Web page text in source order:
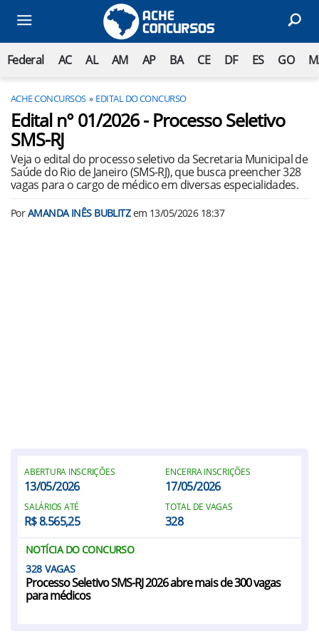
Federal AC AL AM AP BA CE DF ES GO
ACHE CONCURSOS EDITAL DO CONCURSO
Edital n° 01/2026 - Processo Seletivo
SMS-RJ
Veja o edital do processo seletivo da Secretaria Municipal de
Saúde do Rio de Janeiro (SMS-RJ), que busca preencher 328
vagas para o cargo de médico em diversas especialidades.
PorAMANDA INÊS BUBLITZem 13/05/2026 18:37
ABERTURA INSCRIÇÕES
13/05/2026
ENCERRA INSCRIÇÕES
17/05/2026
SALÁRIOS ATÉ
R$ 8.565,25
TOTAL DE VAGAS
328
NOTÍCIA DO CONCURSO
328
Processo Seletivo SMS-RJ 2026 abre mais de 300 vagas
para médicos